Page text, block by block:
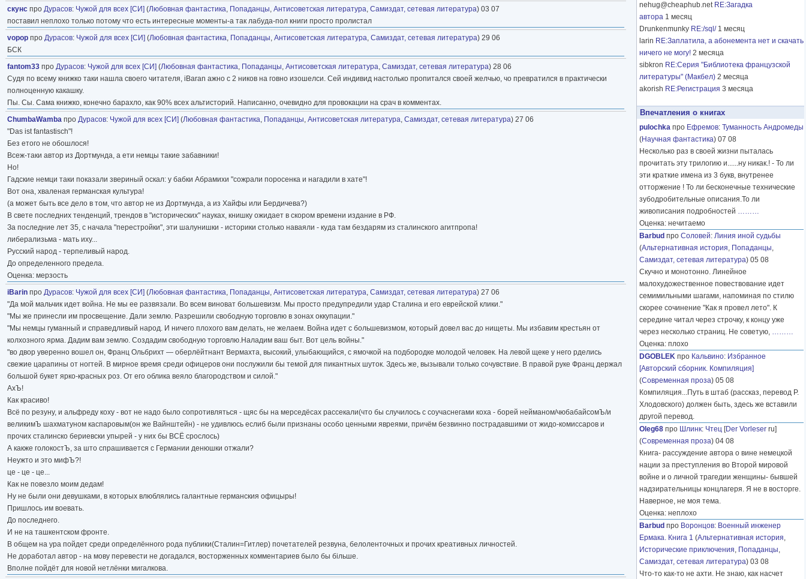
скунс про Дурасов: Чужой для всех [СИ] (Любовная фантастика, Попаданцы, Антисоветская литература, Самиздат, сетевая литература) 03 07
поставил неплохо только потому что есть интересные моменты-а так лабуда-пол книги просто пролистал
vopop про Дурасов: Чужой для всех [СИ] (Любовная фантастика, Попаданцы, Антисоветская литература, Самиздат, сетевая литература) 29 06
БСК
fantom33 про Дурасов: Чужой для всех [СИ] (Любовная фантастика, Попаданцы, Антисоветская литература, Самиздат, сетевая литература) 28 06
Судя по всему книжко таки нашла своего читателя, iBаrаn ажно с 2 ников на говно изошелси. Сей индивид настолько пропитался своей желчью, чо превратился в практически
полноценную какашку.
Пы. Сы. Сама книжко, конечно барахло, как 90% всех альтисторий. Написанно, очевидно для провокации на срач в комментах.
ChumbaWamba про Дурасов: Чужой для всех [СИ] (Любовная фантастика, Попаданцы, Антисоветская литература, Самиздат, сетевая литература) 27 06
"Das ist fantastisch"!
Без етого не обошлося!
Всеж-таки автор из Дортмунда, а ети немцы такие забавники!
Но!
Гадские немци таки показали звериный оскал: у бабки Абрамихи "сожрали поросенка и нагадили в хате"!
Вот она, хваленая германская культура!
(а может быть все дело в том, что автор не из Дортмунда, а из Хайфы или Бердичева?)
В свете последних тенденций, трендов в "исторических" науках, книшку ожидает в скором времени издание в РФ.
За последние лет 35, с начала "перестройки", эти шалунишки - историки столько наваяли - куда там бездарям из сталинского агитпропа!
либерализьма - мать иху...
Русский народ - терпеливый народ.
До определенного предела.
Оценка: мерзость
iBаrin про Дурасов: Чужой для всех [СИ] (Любовная фантастика, Попаданцы, Антисоветская литература, Самиздат, сетевая литература) 27 06
"Да мой мальчик идет война. Не мы ее развязали. Во всем виноват большевизм. Мы просто предупредили удар Сталина и его еврейской клики."
"Мы же принесли им просвещение. Дали землю. Разрешили свободную торговлю в зонах оккупации."
"Мы немцы гуманный и справедливый народ. И ничего плохого вам делать, не желаем. Война идет с большевизмом, который довел вас до нищеты. Мы избавим крестьян от
колхозного ярма. Дадим вам землю. Создадим свободную торговлю.Наладим ваш быт. Вот цель войны."
"во двор уверенно вошел он, Франц Ольбрихт — оберлёйтнант Вермахта, высокий, улыбающийся, с ямочкой на подбородке молодой человек. На левой щеке у него рделись
свежие царапины от ногтей. В мирное время среди офицеров они послужили бы темой для пикантных шуток. Здесь же, вызывали только сочувствие. В правой руке Франц держал
большой букет ярко-красных роз. От его облика веяло благородством и силой."
АхЪ!
Как красиво!
Всё по резуну, и альфреду коху - вот не надо было сопротивляться - щяс бы на мерседёсах рассекали(что бы случилось с соучаснегами коха - борей нейманом/чюбабайсомЪ/и
великимЪ шахматуном каспаровым(он же Вайнштейн) - не удивлюсь еслиб были признаны особо ценными явреями, причём безвинно пострадавшими от жидо-комиссаров и
прочих сталинско бериевски упырей - у них бы ВСЁ срослось)
А какже голокостЪ, за што спрашивается с Германии денюшки отжали?
Неужто и это мифЪ?!
це - це - це...
Как не повезло моим дедам!
Ну не были они девушками, в которых влюблялись галантные германския офицыры!
Пришлось им воевать.
До последнего.
И не на ташкентском фронте.
В общем на ура пойдет среди определённого рода публики(Сталин=Гитлер) почетателей резвуна, белоленточных и прочих креативных личностей.
Не доработал автор - на мову перевести не догадался, восторженных комментариев было бы бiльше.
Вполне пойдёт для новой нетлёнки мигалкова.
nehug@cheaphub.net RE:Загадка
автора 1 месяц
Drunkenmunky RE:/sql/ 1 месяц
larin RE:Заплатила, а абонемента нет и скачать
ничего не могу! 2 месяца
sibkron RE:Серия "Библиотека французской
литературы" (Макбел) 2 месяца
akorish RE:Регистрация 3 месяца
Впечатления о книгах
pulochka про Ефремов: Туманность Андромеды
(Научная фантастика) 07 08
Несколько раз в своей жизни пыталась
прочитать эту трилогию и......ну никак.! - То ли
эти краткие имена из 3 букв, внутренее
отторжение ! То ли бесконечные технические
зубодробительные описания.То ли
живописания подробностей ………
Оценка: нечитаемо
Barbud про Соловей: Линия иной судьбы
(Альтернативная история, Попаданцы,
Самиздат, сетевая литература) 05 08
Скучно и монотонно. Линейное
малохудожественное повествование идет
семимильными шагами, напоминая по стилю
скорее сочинение "Как я провел лето". К
середине читал через строчку, к концу уже
через несколько страниц. Не советую, ………
Оценка: плохо
DGOBLEK про Кальвино: Избранное
[Авторский сборник. Компиляция]
(Современная проза) 05 08
Компиляция...Путь в штаб (рассказ, перевод Р.
Хлодовского) должен быть, здесь же вставили
другой перевод.
Oleg68 про Шлинк: Чтец [Der Vorleser ru]
(Современная проза) 04 08
Книга- рассуждение автора о вине немецкой
нации за преступления во Второй мировой
войне и о личной трагедии женщины- бывшей
надзирательницы концлагеря. Я не в восторге.
Наверное, не моя тема.
Оценка: неплохо
Barbud про Воронцов: Военный инженер
Ермака. Книга 1 (Альтернативная история,
Исторические приключения, Попаданцы,
Самиздат, сетевая литература) 03 08
Что-то как-то не ахти. Не знаю, как насчет